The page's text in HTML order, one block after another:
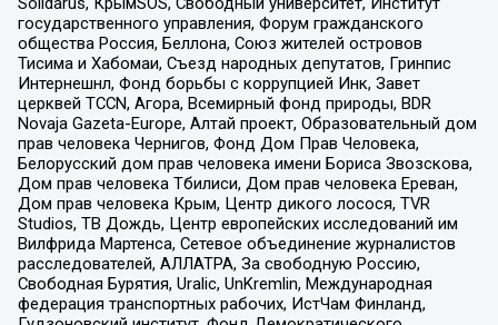
государственного управления, Форум гражданского
общества Россия, Беллона, Союз жителей островов
Тисима и Хабомаи, Съезд народных депутатов, Гринпис
Интернешнл, Фонд борьбы с коррупцией Инк, Завет
церквей TCCN, Агора, Всемирный фонд природы, BDR
Novaja Gazeta-Europe, Алтай проект, Образовательный дом
прав человека Чернигов, Фонд Дом Прав Человека,
Белорусский дом прав человека имени Бориса Звозскова,
Дом прав человека Тбилиси, Дом прав человека Ереван,
Дом прав человека Крым, Центр дикого лосося, TVR
Studios, ТВ Дождь, Центр европейских исследований им
Вилфрида Мартенса, Сетевое объединение журналистов
расследователей, АЛЛАТРА, За свободную Россию,
Свободная Бурятия, Uralic, UnKremlin, Международная
федерация транспортных рабочих, ИстЧам Финланд,